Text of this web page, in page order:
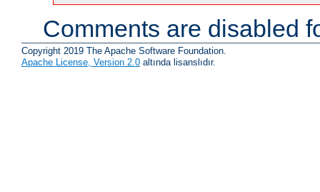
Comments are disabled
Copyright 2019 The Apache Software Foundation.
Apache License, Version 2.0 altında lisanslıdır.